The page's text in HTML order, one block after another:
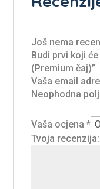
Još nema
Budi prvi koji
(Premium čaj)”
Vaša email
Neophodna
Vaša ocjena*
Tvoja